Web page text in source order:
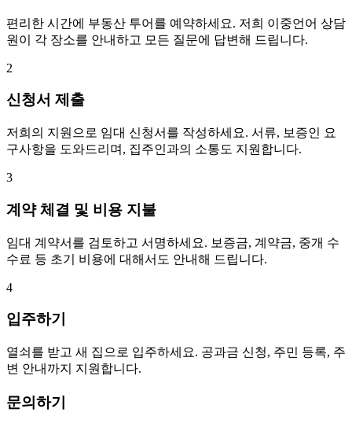
편리한 시간에 부동산 투어를 예약하세요. 저희 이중언어 상담
원이 각 장소를 안내하고 모든 질문에 답변해 드립니다.
2
신청서 제출
저희의 지원으로 임대 신청서를 작성하세요. 서류, 보증인 요
구사항을 도와드리며, 집주인과의 소통도 지원합니다.
3
계약 체결 및 비용 지불
임대 계약서를 검토하고 서명하세요. 보증금, 계약금, 중개 수
수료 등 초기 비용에 대해서도 안내해 드립니다.
4
입주하기
열쇠를 받고 새 집으로 입주하세요. 공과금 신청, 주민 등록, 주
변 안내까지 지원합니다.
문의하기